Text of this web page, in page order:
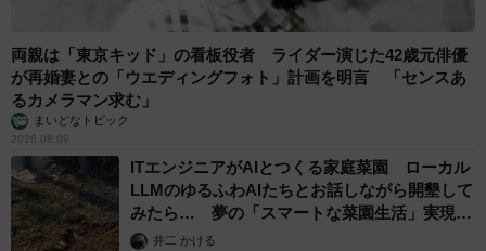
両親は「東京キッド」の看板役者 ライダー演じた42歳元俳優
が再婚妻との「ウエディングフォト」計画を明言 「センスあ
るカメラマン求む」
まいどなトピック
2026.08.08
ITエンジニアがAIとつくる家庭菜園 ローカル
LLMのゆるふわAIたちとお話しながら開墾して
みたら… 夢の「スマートな菜園生活」実現な
るか井二 かける